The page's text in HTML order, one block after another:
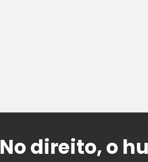
No direito, o